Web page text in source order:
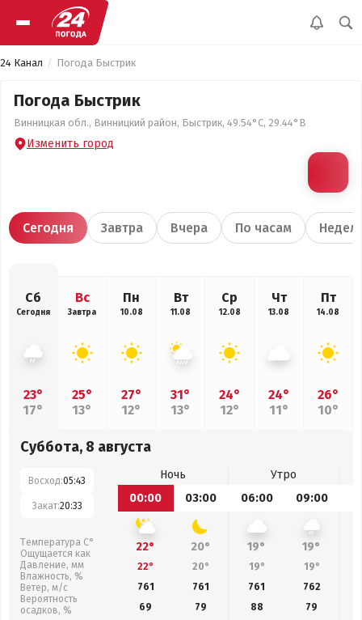
24 Канал Погода Быстрик
Погода Быстрик
Винницкая обл., Винницкий район, Быстрик, 49.54°С, 29.44°В
Изменить город
Сегодня Завтра Вчера По часам
Сб
Сегодня
23°
17°
Вс
Завтра
25°
13°
Пн
10.08
27°
12°
Вт
11.08
31°
13°
Ср
12.08
24°
12°
Чт
13.08
24°
11°
Пт
14.08
26°
10°
Суббота, 8 августа
Восход:05:43
Закат:20:33
Температура С°
Ощущается как
Давление, мм
Влажность, %
Ветер, м/с
Вероятность
осадков, %
Ночь
Утро
00:00
03:00 06:00 09:00
22° 20° 19° 19°
22° 20° 19° 19°
761
761 761 762
69
79 88 79